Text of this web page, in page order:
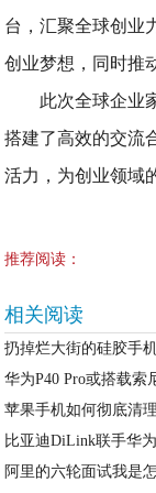
台，汇聚全球创业
创业梦想，同时推
此次全球企业
搭建了高效的交流
活力，为创业领域
推荐阅读：
相关阅读
扔掉烂大街的硅胶手
华为P40 Pro或搭载索
苹果手机如何彻底清
比亚迪DiLink联手华
阿里的六轮面试我是